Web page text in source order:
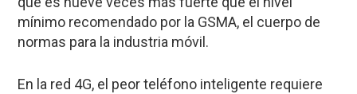
mínimo recomendado por la GSMA, el cuerpo de
normas para la industria móvil.
En la red 4G, el peor teléfono inteligente requiere